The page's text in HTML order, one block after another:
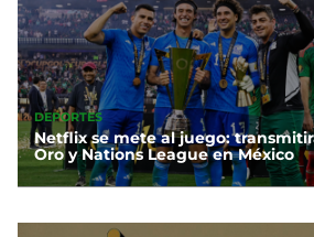
DEPORTES
Netflix se mete al juego:
Oro y Nations League en México